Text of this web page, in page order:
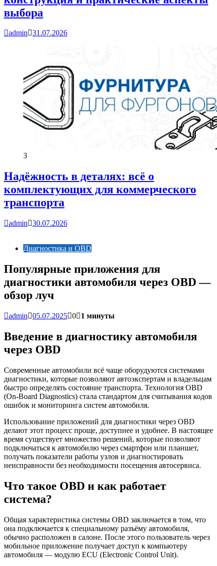
выбора
admin 31.07.2026
3
Надёжность в деталях: всё о
комплектующих для коммерческого
транспорта
admin 30.07.2026
Диагностика и OBD
Популярные приложения для
диагностики автомобиля через OBD —
обзор луч
admin 05.07.2025 0 1 минуты
Введение в диагностику автомобиля
через OBD
Современные автомобили всё чаще оборудуются системами
диагностики, которые позволяют автоэкспертам и владельцам
быстро определять состояние транспорта. Технология OBD
(On-Board Diagnostics) стала стандартом для считывания кодов
ошибок и мониторинга систем автомобиля.
Использование приложений для диагностики через OBD
делают этот процесс проще, доступнее и удобнее. В настоящее
время существует множество решений, которые позволяют
подключаться к автомобилю через смартфон или планшет,
получать показатели работы узлов и диагностировать
неисправности без необходимости посещения автосервиса.
Что такое OBD и как работает
система?
Общая характеристика системы OBD заключается в том, что
она подключается к специальному разъёму автомобиля,
обычно расположен в салоне. После этого пользователь через
мобильное приложение получает доступ к компьютеру
автомобиля — модулю ECU (Electronic Control Unit).